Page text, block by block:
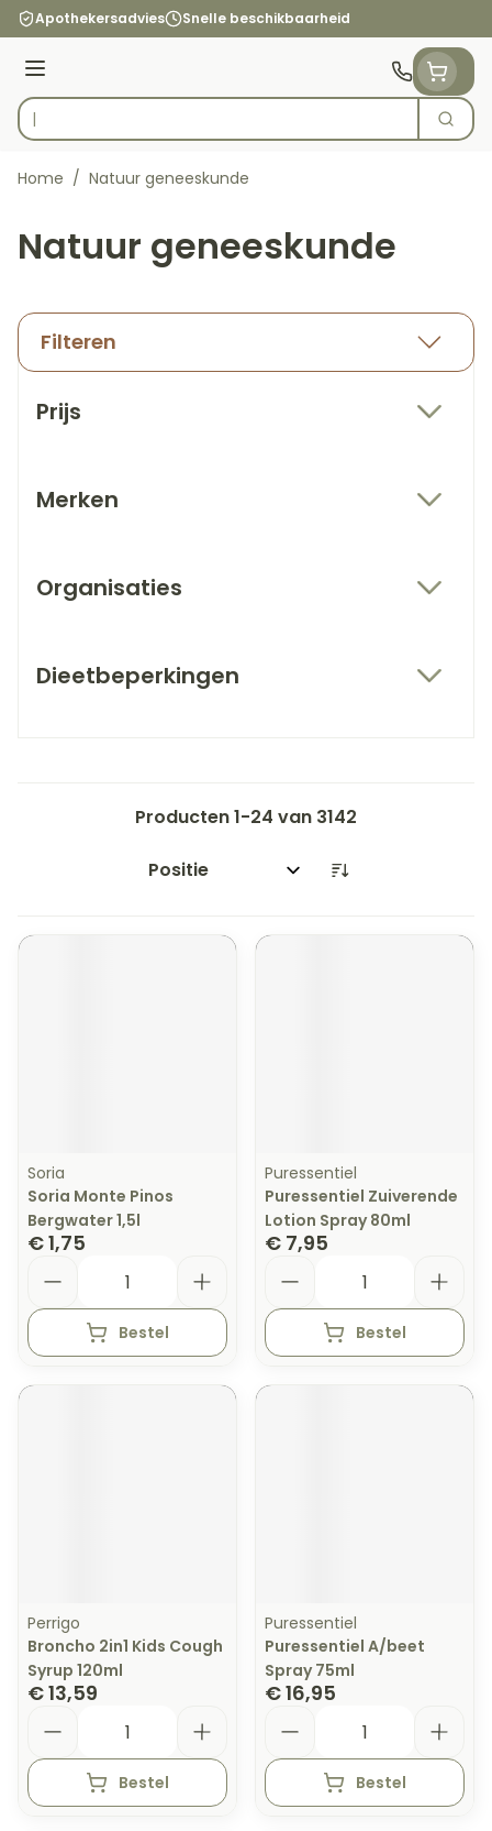
Ga naar de inhoud
Apothekersadvies Snelle beschikbaarheid
Menu
Product, merk, categorie...
Zoek
Home / Natuur geneeskunde
Natuur geneeskunde
Filteren
Prijs
Merken
Organisaties
Dieetbeperkingen
Producten1-24 van 3142
Sorteer op:
Soria
Soria Monte Pinos
Bergwater 1,5l
€ 1,75
Bestel
Puressentiel
Puressentiel Zuiverende
Lotion Spray 80ml
€ 7,95
Bestel
Perrigo
Broncho 2in1 Kids Cough
Syrup 120ml
€ 13,59
Bestel
Puressentiel
Puressentiel A/beet
Spray 75ml
€ 16,95
Bestel